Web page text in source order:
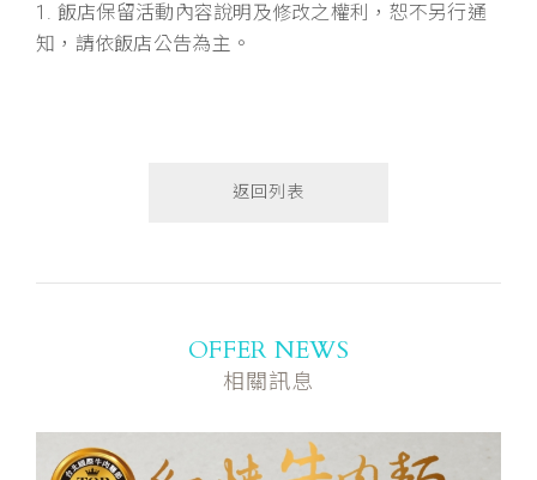
1. 飯店保留活動內容說明及修改之權利，恕不另行通
知，請依飯店公告為主。
返回列表
OFFER NEWS
相關訊息